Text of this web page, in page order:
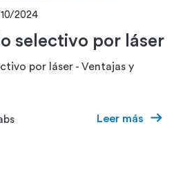
2024
selectivo por láser
por láser - Ventajas y
Leer más